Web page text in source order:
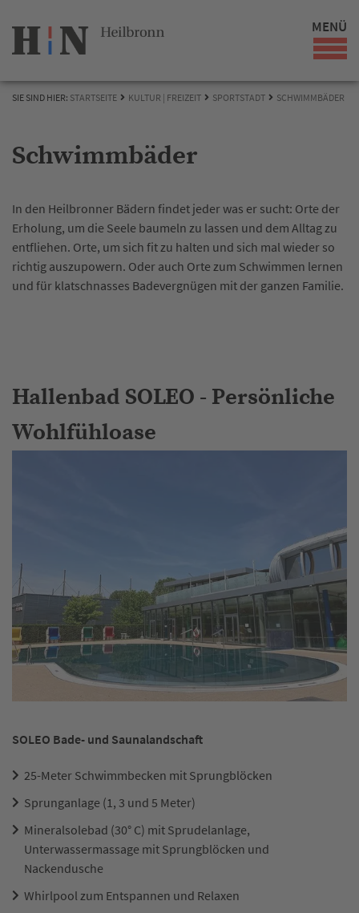
MENÜ
SIE SIND HIER: STARTSEITE KULTUR | FREIZEIT SPORTSTADT SCHWIMMBÄDER
Schwimmbäder
In den Heilbronner Bädern findet jeder was er sucht: Orte der
Erholung, um die Seele baumeln zu lassen und dem Alltag zu
entfliehen. Orte, um sich fit zu halten und sich mal wieder so
richtig auszupowern. Oder auch Orte zum Schwimmen lernen
und für klatschnasses Badevergnügen mit der ganzen Familie.
Hallenbad SOLEO - Persönliche
Wohlfühloase
SOLEO Bade- und Saunalandschaft
25-Meter Schwimmbecken mit Sprungblöcken
Sprunganlage (1, 3 und 5 Meter)
Mineralsolebad (30° C) mit Sprudelanlage,
Unterwassermassage mit Sprungblöcken und
Nackendusche
Whirlpool zum Entspannen und Relaxen